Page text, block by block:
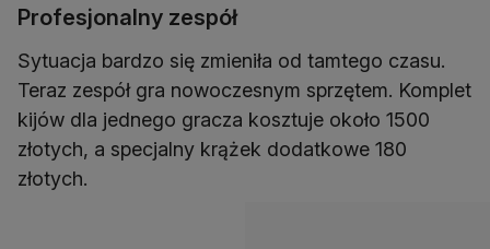
Profesjonalny zespół
Sytuacja bardzo się zmieniła od tamtego czasu.
Teraz zespół gra nowoczesnym sprzętem. Komplet
kijów dla jednego gracza kosztuje około 1500
złotych, a specjalny krążek dodatkowe 180
złotych.